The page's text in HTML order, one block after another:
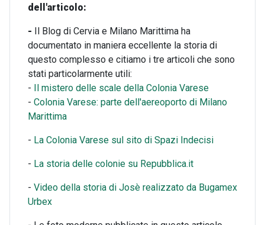
dell'articolo:
-
Il Blog di Cervia e Milano Marittima ha
documentato in maniera eccellente la storia di
questo complesso e citiamo i tre articoli che sono
stati particolarmente utili:
-
Il mistero delle scale della Colonia Varese
- Colonia Varese: parte dell'aereoporto di Milano
Marittima
- La Colonia Varese sul sito di Spazi Indecisi
- La storia delle colonie su Repubblica.it
- Video della storia di Josè realizzato da Bugamex
Urbex